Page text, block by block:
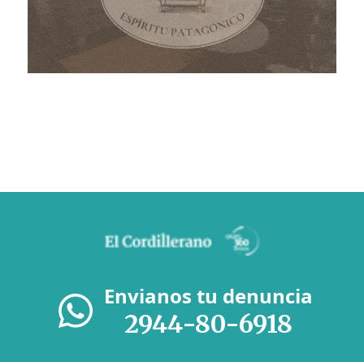
Envianos tu denuncia
2944-80-6918